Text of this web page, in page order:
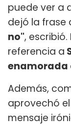
puede ver a
dejó la frase
no",
referencia a
enamorada
Además,
aprovechó
mensaje